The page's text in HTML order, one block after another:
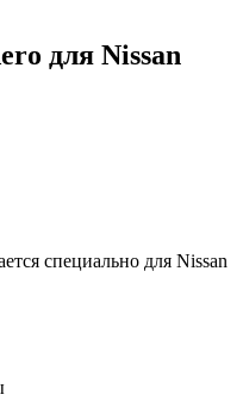
для Nissan
специально для Nissan